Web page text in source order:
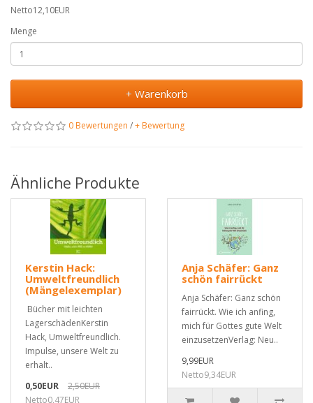
Netto12,10EUR
Menge
+ Warenkorb
0 Bewertungen /+ Bewertung
Ähnliche Produkte
Kerstin Hack:
Umweltfreundlich
(Mängelexemplar)
Bücher mit leichten
LagerschädenKerstin
Hack, Umweltfreundlich.
Impulse, unsere Welt zu
erhalt..
0,50EUR
2,50EUR
Netto0,47EUR
Anja Schäfer: Ganz
schön fairrückt
Anja Schäfer: Ganz schön
fairrückt. Wie ich anfing,
mich für Gottes gute Welt
einzusetzenVerlag: Neu..
9,99EUR
Netto9,34EUR